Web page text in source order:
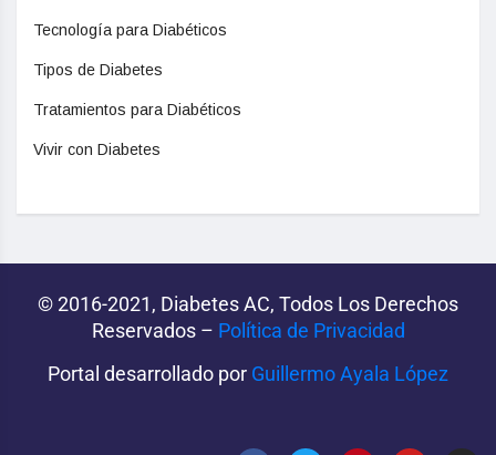
Tecnología para Diabéticos
Tipos de Diabetes
Tratamientos para Diabéticos
Vivir con Diabetes
© 2016-2021, Diabetes AC, Todos Los Derechos
Reservados – Política de Privacidad‌­
Portal desarrollado por Guillermo Ayala López